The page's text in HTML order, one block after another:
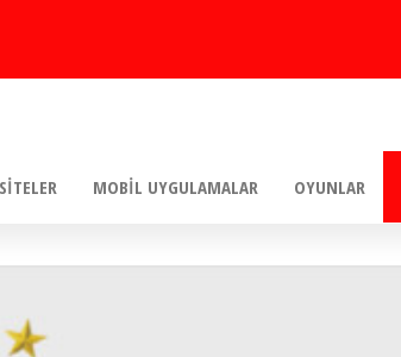
MOBIL UYGULAMALAR OYUNLAR